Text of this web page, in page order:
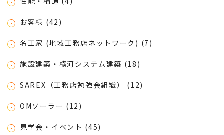
お客様 (42)
名工家 (地域工務店ネットワーク) (7)
施設建築・横河システム建築 (18)
SAREX（工務店勉強会組織） (12)
OMソーラー (12)
見学会・イベント (45)